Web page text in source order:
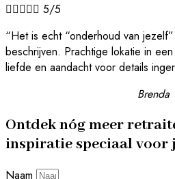
 5/5
“Het is echt “onderhoud van
beschrijven. Prachtige lokatie in
liefde en aandacht voor details
Brenda
Ontdek nóg meer
inspiratie speciaal voor
Naam